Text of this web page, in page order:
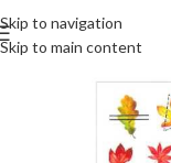
Skip to navigation
Skip to main content